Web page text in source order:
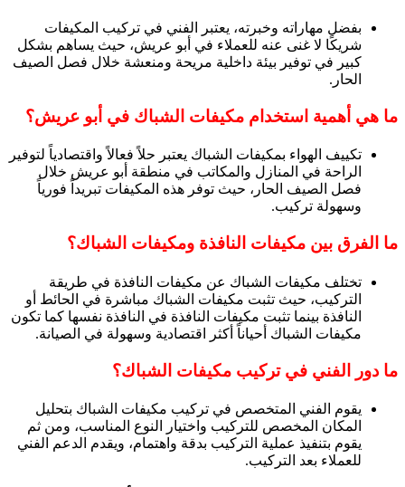
بفضل مهاراته وخبرته، يعتبر الفني في تركيب المكيفات
شريكًا لا غنى عنه للعملاء في أبو عريش، حيث يساهم بشكل
كبير في توفير بيئة داخلية مريحة ومنعشة خلال فصل الصيف
الحار.
ما هي أهمية استخدام مكيفات الشباك في أبو عريش؟
تكييف الهواء بمكيفات الشباك يعتبر حلاً فعالاً واقتصادياً لتوفير
الراحة في المنازل والمكاتب في منطقة أبو عريش خلال
فصل الصيف الحار، حيث توفر هذه المكيفات تبريداً فورياً
وسهولة تركيب.
ما الفرق بين مكيفات النافذة ومكيفات الشباك؟
تختلف مكيفات الشباك عن مكيفات النافذة في طريقة
التركيب، حيث تثبت مكيفات الشباك مباشرة في الحائط أو
النافذة بينما تثبت مكيفات النافذة في النافذة نفسها كما تكون
مكيفات الشباك أحياناً أكثر اقتصادية وسهولة في الصيانة.
ما دور الفني في تركيب مكيفات الشباك؟
يقوم الفني المتخصص في تركيب مكيفات الشباك بتحليل
المكان المخصص للتركيب واختيار النوع المناسب، ومن ثم
يقوم بتنفيذ عملية التركيب بدقة واهتمام، ويقدم الدعم الفني
للعملاء بعد التركيب.